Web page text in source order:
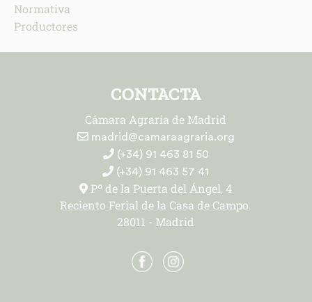
Normativa
Productores
CONTACTA
Cámara Agraria de Madrid
madrid@camaraagraria.org
(+34) 91 463 81 50
(+34) 91 463 57 41
Pº de la Puerta del Ángel, 4
Reciento Ferial de la Casa de Campo.
28011 - Madrid